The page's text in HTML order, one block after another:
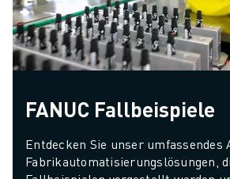
FANUC Fallbeispiele
Entdecken Sie unser umfassendes
Fabrikautomatisierungslösungen,